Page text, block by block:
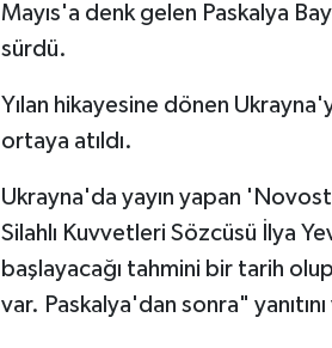
Mayıs'a denk gelen Paskalya
sürdü.
Yılan hikayesine dönen
ortaya atıldı.
Ukrayna'da yayın yapan
Silahlı Kuvvetleri Sözcüsü İlya
başlayacağı tahmini bir tarih
var. Paskalya'dan sonra"